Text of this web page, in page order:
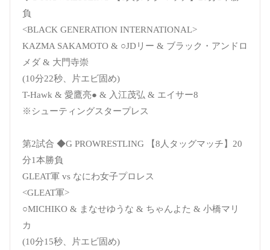
負
<BLACK GENERATION INTERNATIONAL>
KAZMA SAKAMOTO & ○JDリー & ブラック・アンドロ
メダ & 大門寺崇
(10分22秒、片エビ固め)
T-Hawk & 愛鷹亮● & 入江茂弘 & エイサー8
※シューティングスタープレス
第2試合 ◆G PROWRESTLING 【8人タッグマッチ】20
分1本勝負
GLEAT軍 vs なにわ女子プロレス
<GLEAT軍>
○MICHIKO & まなせゆうな & ちゃんよた & 小橋マリ
カ
(10分15秒、片エビ固め)